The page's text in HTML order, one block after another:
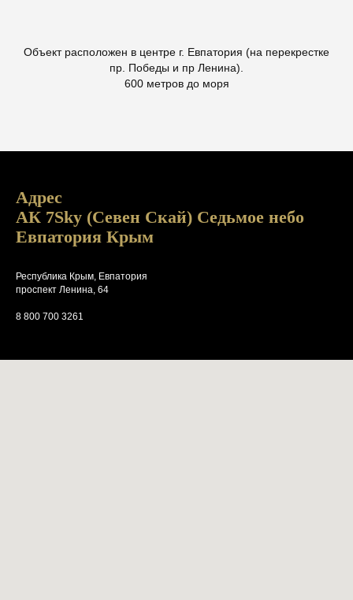
Объект расположен в центре г. Евпатория (на перекрестке
пр. Победы и пр Ленина).
600 метров до моря
Адрес
АК 7Sky (Севен Скай) Седьмое небо
Евпатория Крым
Республика Крым, Евпатория
проспект Ленина, 64
8 800 700 3261